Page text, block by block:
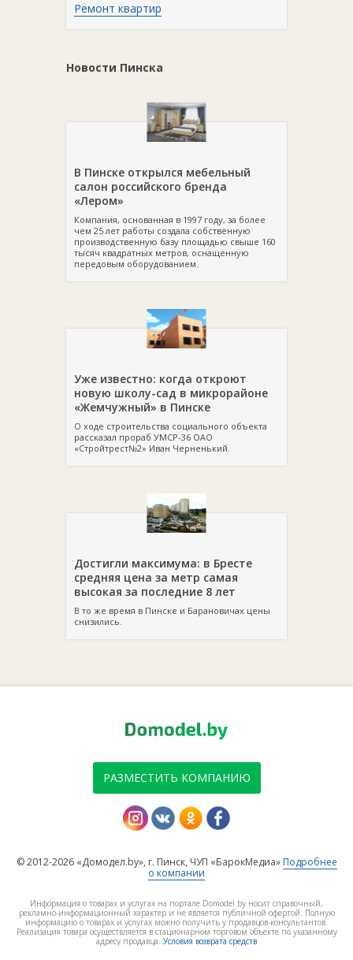
Ремонт квартир
Новости Пинска
В Пинске открылся мебельный
салон российского бренда
«Лером»
Компания, основанная в 1997 году, за более
чем 25 лет работы создала собственную
производственную базу площадью свыше 160
тысяч квадратных метров, оснащенную
передовым оборудованием.
Уже известно: когда откроют
новую школу-сад в микрорайоне
«Жемчужный» в Пинске
О ходе строительства социального объекта
рассказал прораб УМСР-36 ОАО
«Стройтрест№2» Иван Черненький.
Достигли максимума: в Бресте
средняя цена за метр самая
высокая за последние 8 лет
В то же время в Пинске и Барановичах цены
снизились.
РАЗМЕСТИТЬ КОМПАНИЮ
© 2012-2026 «Домодел.by», г. Пинск, ЧУП «БарокМедиа» Подробнее
о компании
Информация о товарах и услугах на портале Domodel.by носит справочный,
рекламно-информационный характер и не является публичной офертой. Полную
информацию о товарах и услугах можно получить у продавцов-консультантов.
Реализация товара осуществляется в стационарном торговом объекте по указанному
адресу продавца. Условия возврата средств